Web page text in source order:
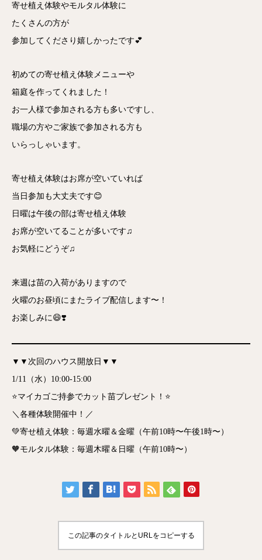
寄せ植え体験やモルタル体験に
たくさんの方が
参加してくださり嬉しかったです💕
初めての寄せ植え体験メニューや
箱庭を作ってくれました！
お一人様で参加される方も多いですし、
職場の方やご家族で参加される方も
いらっしゃいます。
寄せ植え体験はお席が空いていれば
当日参加も大丈夫です😊
日曜は午後の部は寄せ植え体験
お席が空いてることが多いです♫
お気軽にどうぞ♫
来週は苗の入荷がありますので
火曜のお昼頃にまたライブ配信します〜！
お楽しみに😄❣️
▼▼次回のハウス開放日▼▼
1/11（水）10:00-15:00
⭐️マイカゴご持参でカット苗プレゼント！⭐️
＼各種体験開催中！／
💚寄せ植え体験：毎週水曜＆金曜（午前10時〜午後1時〜）
🧡モルタル体験：毎週木曜＆日曜（午前10時〜）
この記事のタイトルとURLをコピーする